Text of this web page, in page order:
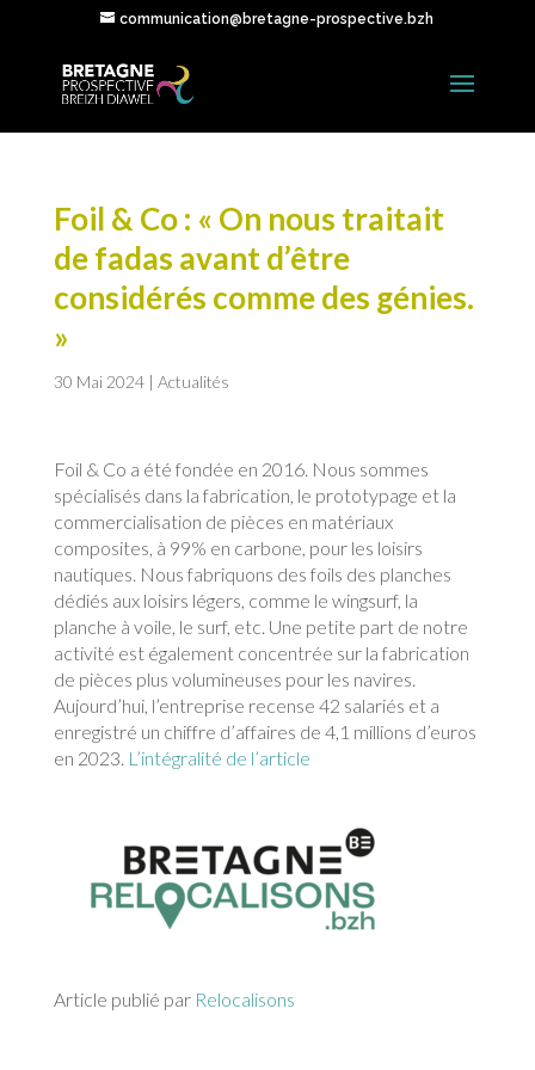
communication@bretagne-prospective.bzh
Foil & Co : « On nous traitait
de fadas avant d’être
considérés comme des génies.
»
30 Mai 2024| Actualités
Foil & Co a été fondée en 2016. Nous sommes
spécialisés dans la fabrication, le prototypage et la
commercialisation de pièces en matériaux
composites, à 99% en carbone, pour les loisirs
nautiques. Nous fabriquons des foils des planches
dédiés aux loisirs légers, comme le wingsurf, la
planche à voile, le surf, etc. Une petite part de notre
activité est également concentrée sur la fabrication
de pièces plus volumineuses pour les navires.
Aujourd’hui, l’entreprise recense 42 salariés et a
enregistré un chiffre d’affaires de 4,1 millions d’euros
en 2023. L’intégralité de l’article
Article publié parRelocalisons